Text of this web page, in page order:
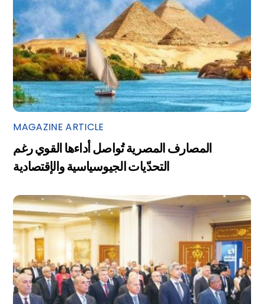
MAGAZINE ARTICLE
المصارف المصرية تُواصل أداءها القوي رغم
التحدّيات الجيوسياسية والإقتصادية